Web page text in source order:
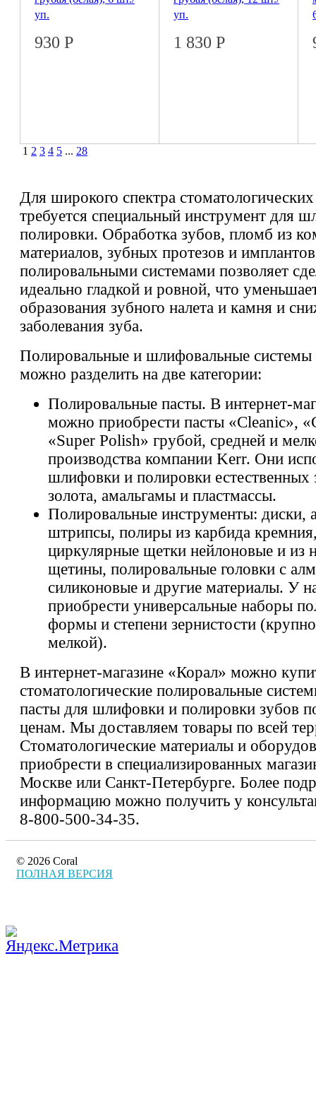
уп.
930 Р
уп.
1 830 Р
1 2 3 4 5 ... 28
Для широкого спектра
требуется специальный инструмент для
полировки. Обработка зубов, пломб из
материалов, зубных протезов и
полировальными системами позволяет
идеально гладкой и ровной, что
образования зубного налета и камня и
заболевания зуба.
Полировальные и шлифовальные системы
можно разделить на две категории:
Полировальные пасты. В интернет-
можно приобрести пасты «Cleanic»,
«Super Polish» грубой, средней и
производства компании Kerr. Они
шлифовки и полировки естественных
золота, амальгамы и пластмассы.
Полировальные инструменты: диски,
штрипсы, полиры из карбида
циркулярные щетки нейлоновые и из
щетины, полировальные головки с
силиконовые и другие материалы. У
приобрести универсальные наборы
формы и степени зернистости
мелкой).
В интернет-магазине «Корал» можно
стоматологические полировальные
пасты для шлифовки и полировки зубов
ценам. Мы доставляем товары по всей
Стоматологические материалы и
приобрести в специализированных
Москве или Санкт-Петербурге. Более
информацию можно получить у
8-800-500-34-35.
© 2026 Coral
ПОЛНАЯ ВЕРСИЯ